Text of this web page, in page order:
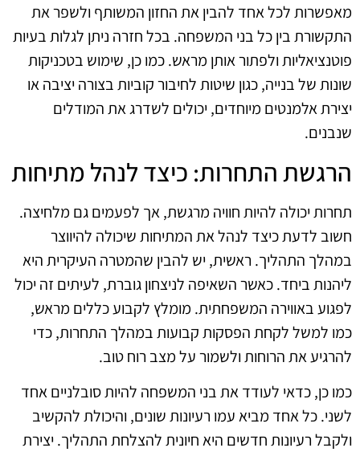
מאפשרות לכל אחד להבין את החזון המשותף ולשפר את
התקשורת בין כל בני המשפחה. בכל חזרה ניתן לגלות בעיות
פוטנציאליות ולפתור אותן מראש. כמו כן, שימוש בטכניקות
שונות של בנייה, כגון שיטות לחיבור קוביות בצורה יציבה או
יצירת אלמנטים מיוחדים, יכולים לשדרג את המודלים
שנבנים.
הרגשת התחרות: כיצד לנהל מתיחות
תחרות יכולה להיות חוויה מרגשת, אך לפעמים גם מלחיצה.
חשוב לדעת כיצד לנהל את המתיחות שיכולה להיווצר
במהלך התהליך. ראשית, יש להבין שהמטרה העיקרית היא
ליהנות ביחד. כאשר השאיפה לניצחון גוברת, לעיתים זה יכול
לפגוע באווירה המשפחתית. מומלץ לקבוע כללים מראש,
כמו למשל לקחת הפסקות קבועות במהלך התחרות, כדי
להרגיע את הרוחות ולשמור על מצב רוח טוב.
כמו כן, כדאי לעודד את בני המשפחה להיות סובלניים אחד
לשני. כל אחד מביא עמו רעיונות שונים, והיכולת להקשיב
ולקבל רעיונות חדשים היא חיונית להצלחת התהליך. יצירת